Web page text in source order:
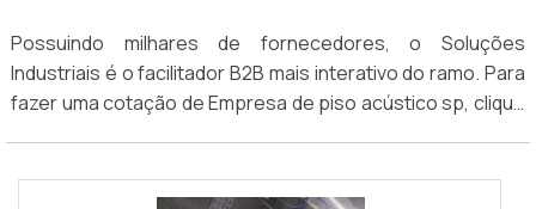
Possuindo milhares de fornecedores, o Soluções
Industriais é o facilitador B2B mais interativo do ramo. Para
fazer uma cotação de Empresa de piso acústico sp, clique